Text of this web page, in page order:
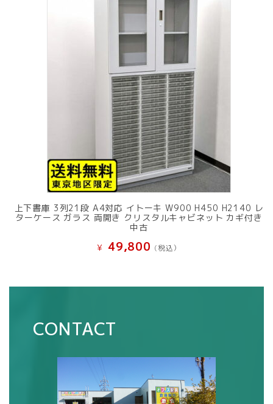
上下書庫 3列21段 A4対応 イトーキ W900 H450 H2140 レ
ターケース ガラス 両開き クリスタルキャビネット カギ付き
中古
¥ 49,800 (税込）
CONTACT